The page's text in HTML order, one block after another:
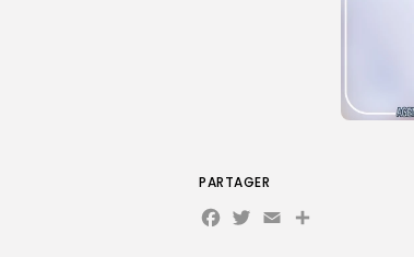
PARTAGER
Facebook
Twitter
EmailPartager